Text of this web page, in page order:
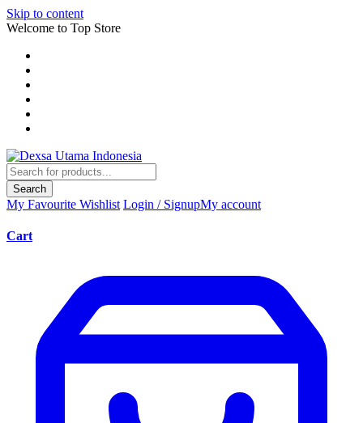
Skip to content
Welcome to Top Store
Search
My Favourite Wishlist Login / SignupMy account
Cart